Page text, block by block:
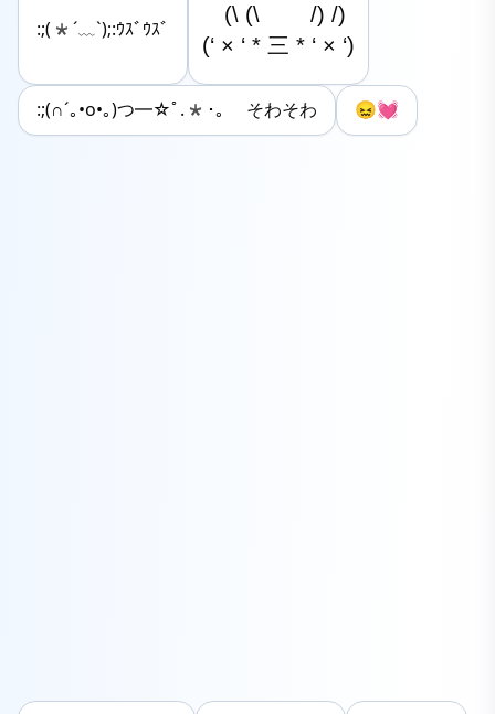
:;(*´﹏`);:ｳｽﾞｳｽﾞ
(\ (\　 　/) /)
(‘ × ‘ * 三 * ‘ × ‘)
:;(∩´｡•o•｡)つ━☆ﾟ.*･｡ そわそわ 😖💓